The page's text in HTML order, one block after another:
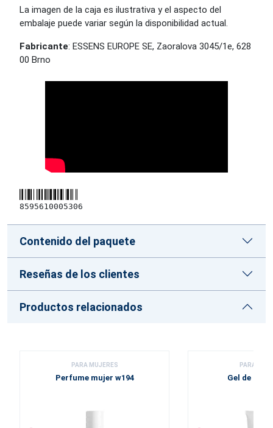
La imagen de la caja es ilustrativa y el aspecto del
embalaje puede variar según la disponibilidad actual.
Fabricante: ESSENS EUROPE SE, Zaoralova 3045/1e, 628
00 Brno
8595610005306
Contenido del paquete
Reseñas de los clientes
Productos relacionados
PARA MUJERES
Perfume mujer w194
PARA
Gel de